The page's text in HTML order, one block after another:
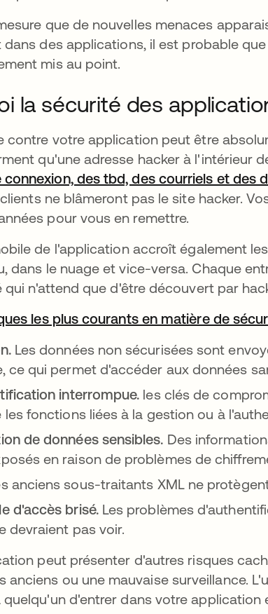
que de nouvelles menaces
dans des applications, il est probable
mis au point.
la sécurité des
contre votre application peut être
qu'une adresse hacker à l'intérieur
connexion, des tbd, des courriels et des
ne blâmeront pas le site hacker.
pour vous en remettre.
de l'application accroît également
dans le nuage et vice-versa. Chaque
qui n'attend que d'être découvert par
les plus courants en matière de
Les données non sécurisées sont
ce qui permet d'accéder aux données
interrompue. les clés de
les fonctions liées à la gestion ou à
de données sensibles. Des
en raison de problèmes de
anciens sous-traitants XML ne
d'accès brisé. Les problèmes
devraient pas voir.
peut présenter d'autres risques
anciens ou une mauvaise surveillance.
d'entrer dans votre